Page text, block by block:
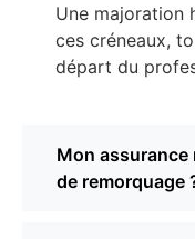
Une majoration
ces créneaux,
départ du
Mon
de remorquage